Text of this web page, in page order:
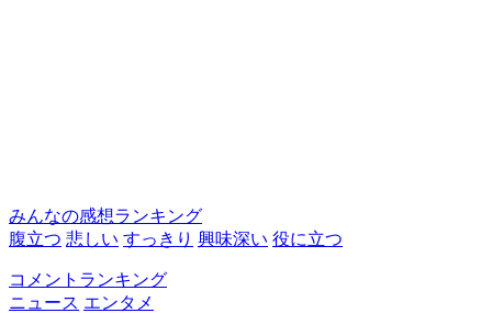
みんなの感想ランキング
腹立つ 悲しい すっきり 興味深い 役に立つ
コメントランキング
ニュース エンタメ